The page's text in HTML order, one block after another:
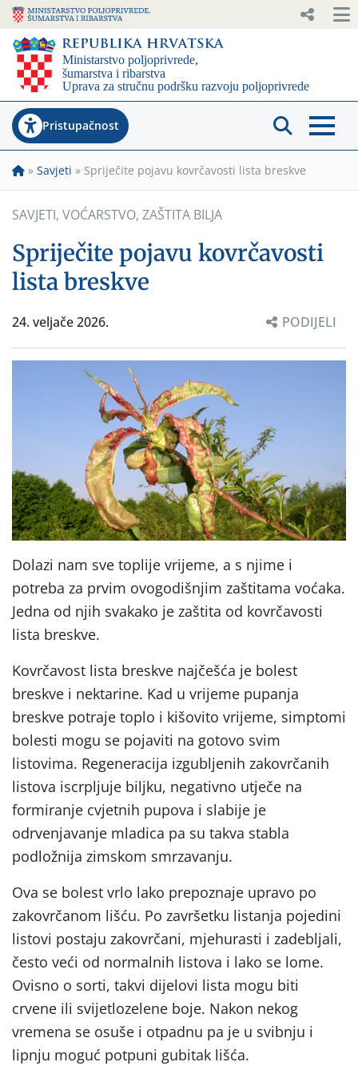
Pristupačnost
» Savjeti » Spriječite pojavu kovrčavosti lista breskve
SAVJETI, VOĆARSTVO, ZAŠTITA BILJA
Spriječite pojavu kovrčavosti
lista breskve
24. veljače 2026. PODIJELI
Dolazi nam sve toplije vrijeme, a s njime i
potreba za prvim ovogodišnjim zaštitama voćaka.
Jedna od njih svakako je zaštita od kovrčavosti
lista breskve.
Kovrčavost lista breskve najčešća je bolest
breskve i nektarine. Kad u vrijeme pupanja
breskve potraje toplo i kišovito vrijeme, simptomi
bolesti mogu se pojaviti na gotovo svim
listovima. Regeneracija izgubljenih zakovrčanih
listova iscrpljuje biljku, negativno utječe na
formiranje cvjetnih pupova i slabije je
odrvenjavanje mladica pa su takva stabla
podložnija zimskom smrzavanju.
Ova se bolest vrlo lako prepoznaje upravo po
zakovrčanom lišću. Po završetku listanja pojedini
listovi postaju zakovrčani, mjehurasti i zadebljali,
često veći od normalnih listova i lako se lome.
Ovisno o sorti, takvi dijelovi lista mogu biti
crvene ili svijetlozelene boje. Nakon nekog
vremena se osuše i otpadnu pa je u svibnju i
lipnju moguć potpuni gubitak lišća.